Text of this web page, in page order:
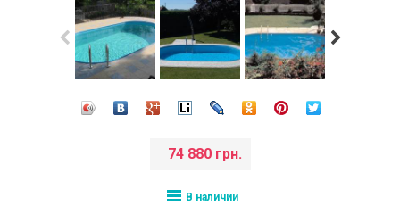
74 880 грн.
В наличии